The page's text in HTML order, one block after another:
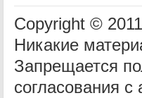
Copyright ©
Никакие
Запрещается
согласования с